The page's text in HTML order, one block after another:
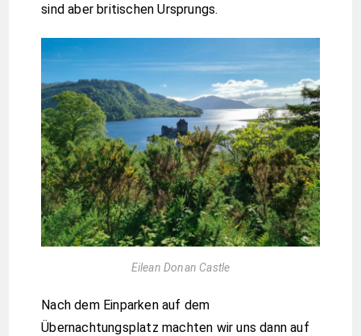
sind aber britischen Ursprungs.
Eilean Donan Castle
Nach dem Einparken auf dem
Übernachtungsplatz machten wir uns dann auf